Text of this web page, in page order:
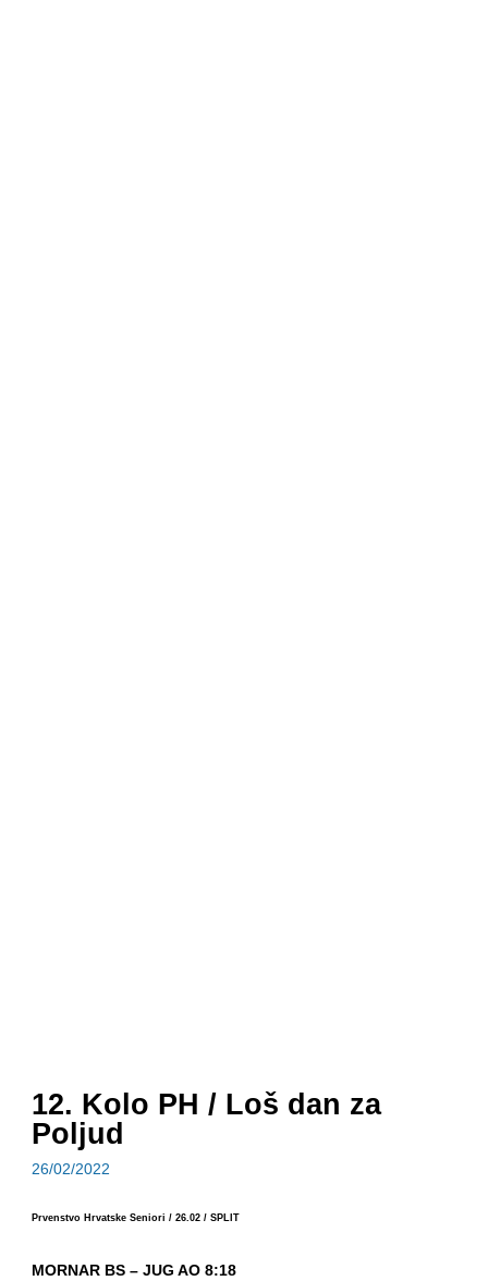
12. Kolo PH / Loš dan za
Poljud
26/02/2022
Prvenstvo Hrvatske Seniori / 26.02 / SPLIT
MORNAR BS – JUG AO 8:18